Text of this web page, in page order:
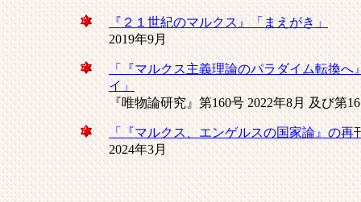
『２１世紀のマルクス』「まえがき」
2019年9月
「『マルクス主義理論のパラダイム転換
イ」
『唯物論研究』第160号 2022年8月 及び第
「『マルクス、エンゲルスの国家論』の再
2024年3月